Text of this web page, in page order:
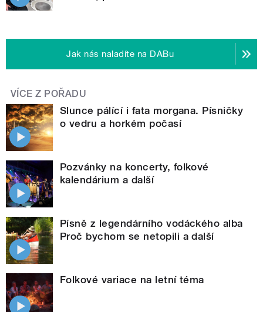
Jak nás naladíte na DABu
VÍCE Z POŘADU
Slunce pálící i fata morgana. Písničky
o vedru a horkém počasí
Pozvánky na koncerty, folkové
kalendárium a další
Písně z legendárního vodáckého alba
Proč bychom se netopili a další
Folkové variace na letní téma